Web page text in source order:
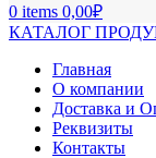
0 items 0,00₽
КАТАЛОГ
Главная
О компании
Доставка и
Реквизиты
Контакты